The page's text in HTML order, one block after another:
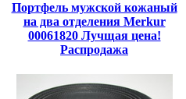
Портфель мужской кожаный
на два отделения Merkur
00061820 Лучщая цена!
Распродажа